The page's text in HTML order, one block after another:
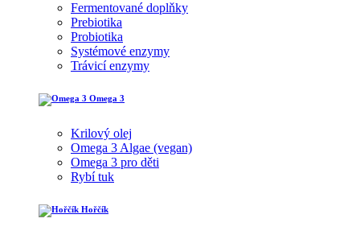
Fermentované doplňky
Prebiotika
Probiotika
Systémové enzymy
Trávicí enzymy
Omega 3
Krilový olej
Omega 3 Algae (vegan)
Omega 3 pro děti
Rybí tuk
Hořčík